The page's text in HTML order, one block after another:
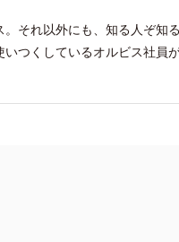
それ以外にも、知る人ぞ知
つくしているオルビス社員